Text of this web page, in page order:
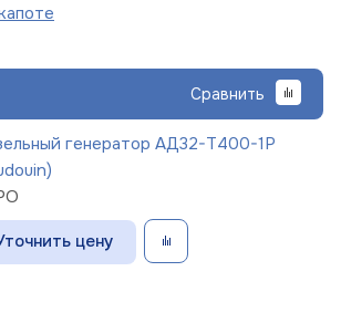
Сравнить
генератор АД32-Т400-1Р
цену